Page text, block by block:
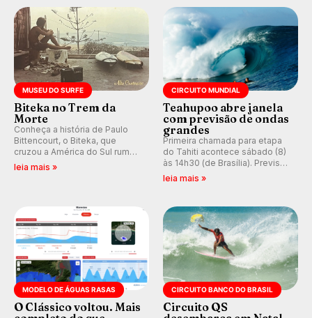
prática em esporte e indústria.
MUSEU DO SURFE
Biteka no Trem da
Morte
Conheça a história de Paulo
Bittencourt, o Biteka, que
cruzou a América do Sul rumo
ao Pacífico em uma jornada
leia mais »
CIRCUITO MUNDIAL
Teahupoo abre janela
com previsão de ondas
grandes
Primeira chamada para etapa
do Tahiti acontece sábado (8)
às 14h30 (de Brasília). Previsão
indica swell consistente.
Kelly Slater convidado.
leia mais »
MODELO DE ÁGUAS RASAS
O Clássico voltou. Mais
CIRCUITO BANCO DO BRASIL
Circuito QS